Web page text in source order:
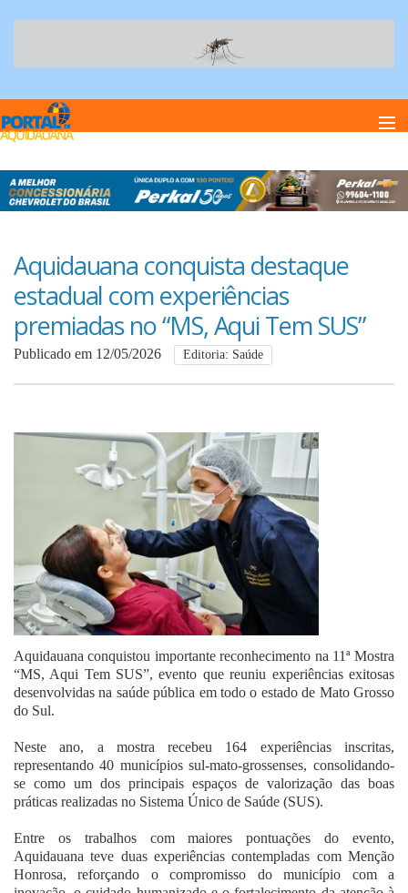
Home
Anuncie
Anuncie
Aquidauana conquista destaque
estadual com experiências
premiadas no “MS, Aqui Tem SUS”
Publicado em 12/05/2026 Editoria: Saúde
Aquidauana conquistou importante reconhecimento na 11ª Mostra
“MS, Aqui Tem SUS”, evento que reuniu experiências exitosas
desenvolvidas na saúde pública em todo o estado de Mato Grosso
do Sul.
Neste ano, a mostra recebeu 164 experiências inscritas,
representando 40 municípios sul-mato-grossenses, consolidando-
se como um dos principais espaços de valorização das boas
práticas realizadas no Sistema Único de Saúde (SUS).
Entre os trabalhos com maiores pontuações do evento,
Aquidauana teve duas experiências contempladas com Menção
Honrosa, reforçando o compromisso do município com a